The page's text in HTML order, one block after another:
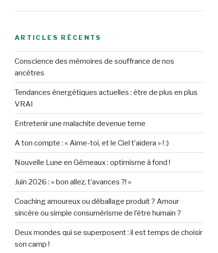
ARTICLES RÉCENTS
Conscience des mémoires de souffrance de nos
ancêtres
Tendances énergétiques actuelles : être de plus en plus
VRAI
Entretenir une malachite devenue terne
A ton compte : « Aime-toi, et le Ciel t’aidera » ! :)
Nouvelle Lune en Gémeaux : optimisme à fond !
Juin 2026 : « bon allez, t’avances ?! »
Coaching amoureux ou déballage produit ? Amour
sincère ou simple consumérisme de l’être humain ?
Deux mondes qui se superposent : il est temps de choisir
son camp !